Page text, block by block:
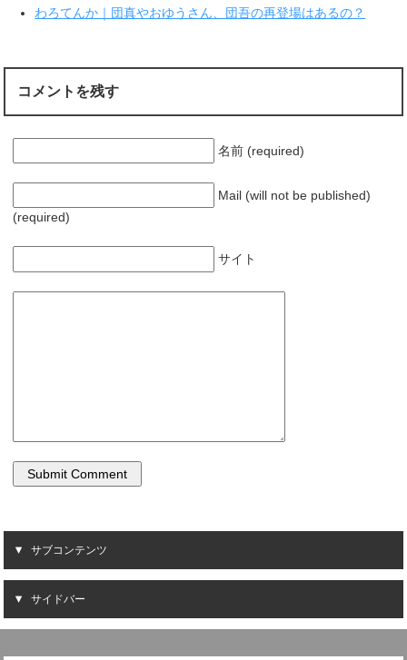
ド
ウ
ま
)
わろてんか｜団真やおゆうさん、団吾の再登場はあるの？
コメントを残す
名前 (required)
Mail (will not be published)
(required)
サイト
サブコンテンツ
サイドバー